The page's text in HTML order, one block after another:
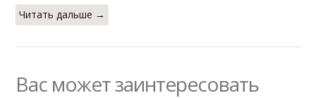
Читать дальше →
Вас может заинтересовать